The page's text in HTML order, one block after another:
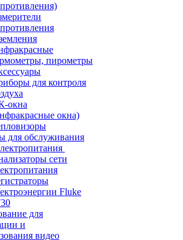
пирометры
для контроля
окна
окна)
для обслуживания
сети
Fluke
для
и
видео